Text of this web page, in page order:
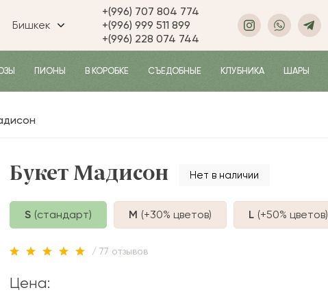
Бишкек
+(996) 707 804 774
+(996) 999 511 899
+(996) 228 074 744
ПИОНЫ В КОРОБКЕ СЪЕДОБНЫЕ КЛУБНИКА ШАРЫ
Букет Мадисон Нет в наличии
S (стандарт) M (+30% цветов) L (+50% цветов)
/ 77 отзывов
Цена: